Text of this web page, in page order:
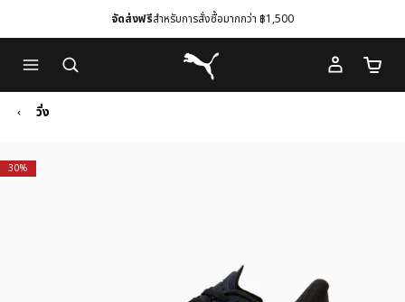
to
Main
content
to
Footer
Content
จัดส่งฟรีสำหรับการสั่งซื้อมากกว่า ฿1,500
Puma โฮม
จำนว
วิ่ง
30%